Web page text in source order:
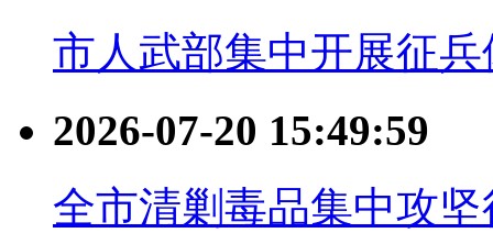
市人武部集中开展征
2026-07-20 15:49:59
全市清剿毒品集中攻